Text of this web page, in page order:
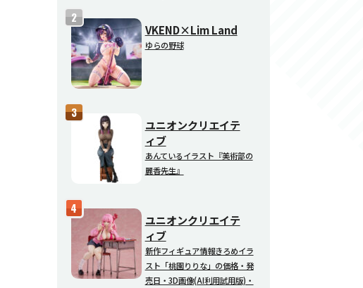
VKEND×Lim Land
ゆらの野球
ユニオンクリエイテ
ィブ
あんているイラスト『美術部の
麗香先生』
ユニオンクリエイテ
ィブ
新作フィギュア情報きろめイラ
スト「桃園りりな」の価格・発
売日・3D画像(AI利用試用版)・